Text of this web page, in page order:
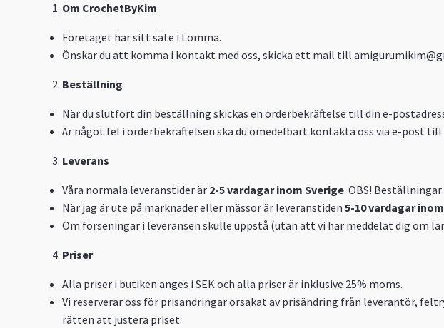
Om CrochetByKim
Företaget har sitt säte i Lomma.
Önskar du att komma i kontakt med oss, skicka ett mail till
Beställning
När du slutfört din beställning skickas en orderbekräftelse till din e-
Är något fel i orderbekräftelsen ska du omedelbart kontakta oss via e-post till
Leverans
Våra normala leveranstider är 2-5 vardagar inom Sverige. OBS!
När jag är ute på marknader eller mässor är leveranstiden 5-10 vardagar
Om förseningar i leveransen skulle uppstå (utan att vi har meddelat dig om
Priser
Alla priser i butiken anges i SEK och alla priser är inklusive 25% moms.
Vi reserverar oss för prisändringar orsakat av prisändring från leverantör,
rätten att justera priset.